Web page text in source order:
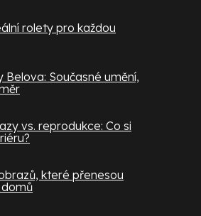
rolety pro každou
Současné umění,
vs. reprodukce: Co si
které přenesou